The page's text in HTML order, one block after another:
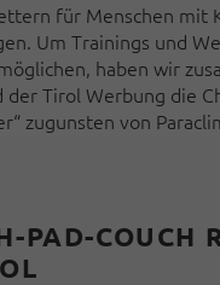
für Menschen mit
Um Trainings und
haben wir
der Tirol Werbung die
zugunsten von
PAD-COUCH